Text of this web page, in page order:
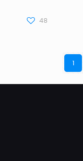
48
1